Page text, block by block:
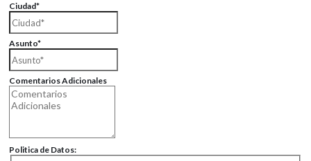
Ciudad*
Asunto*
Comentarios Adicionales
Politica de Datos: